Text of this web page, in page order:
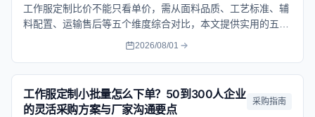
工作服定制比价不能只看单价，需从面料品质、工艺标准、辅
料配置、运输售后等五个维度综合对比，本文提供实用的五步
比价法与合同避坑要点。
2026/08/01
工作服定制小批量怎么下单？50到300人企业
的灵活采购方案与厂家沟通要点
采购指南